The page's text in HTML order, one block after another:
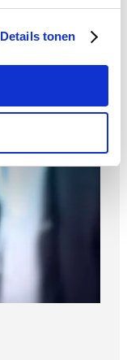
Details tonen